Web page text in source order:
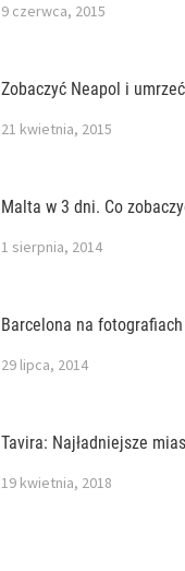
9 czerwca, 2015
Zobaczyć Neapol i
21 kwietnia, 2015
Malta w 3 dni. Co
1 sierpnia, 2014
Barcelona na fotografiach
29 lipca, 2014
Tavira: Najładniejsze
19 kwietnia, 2018